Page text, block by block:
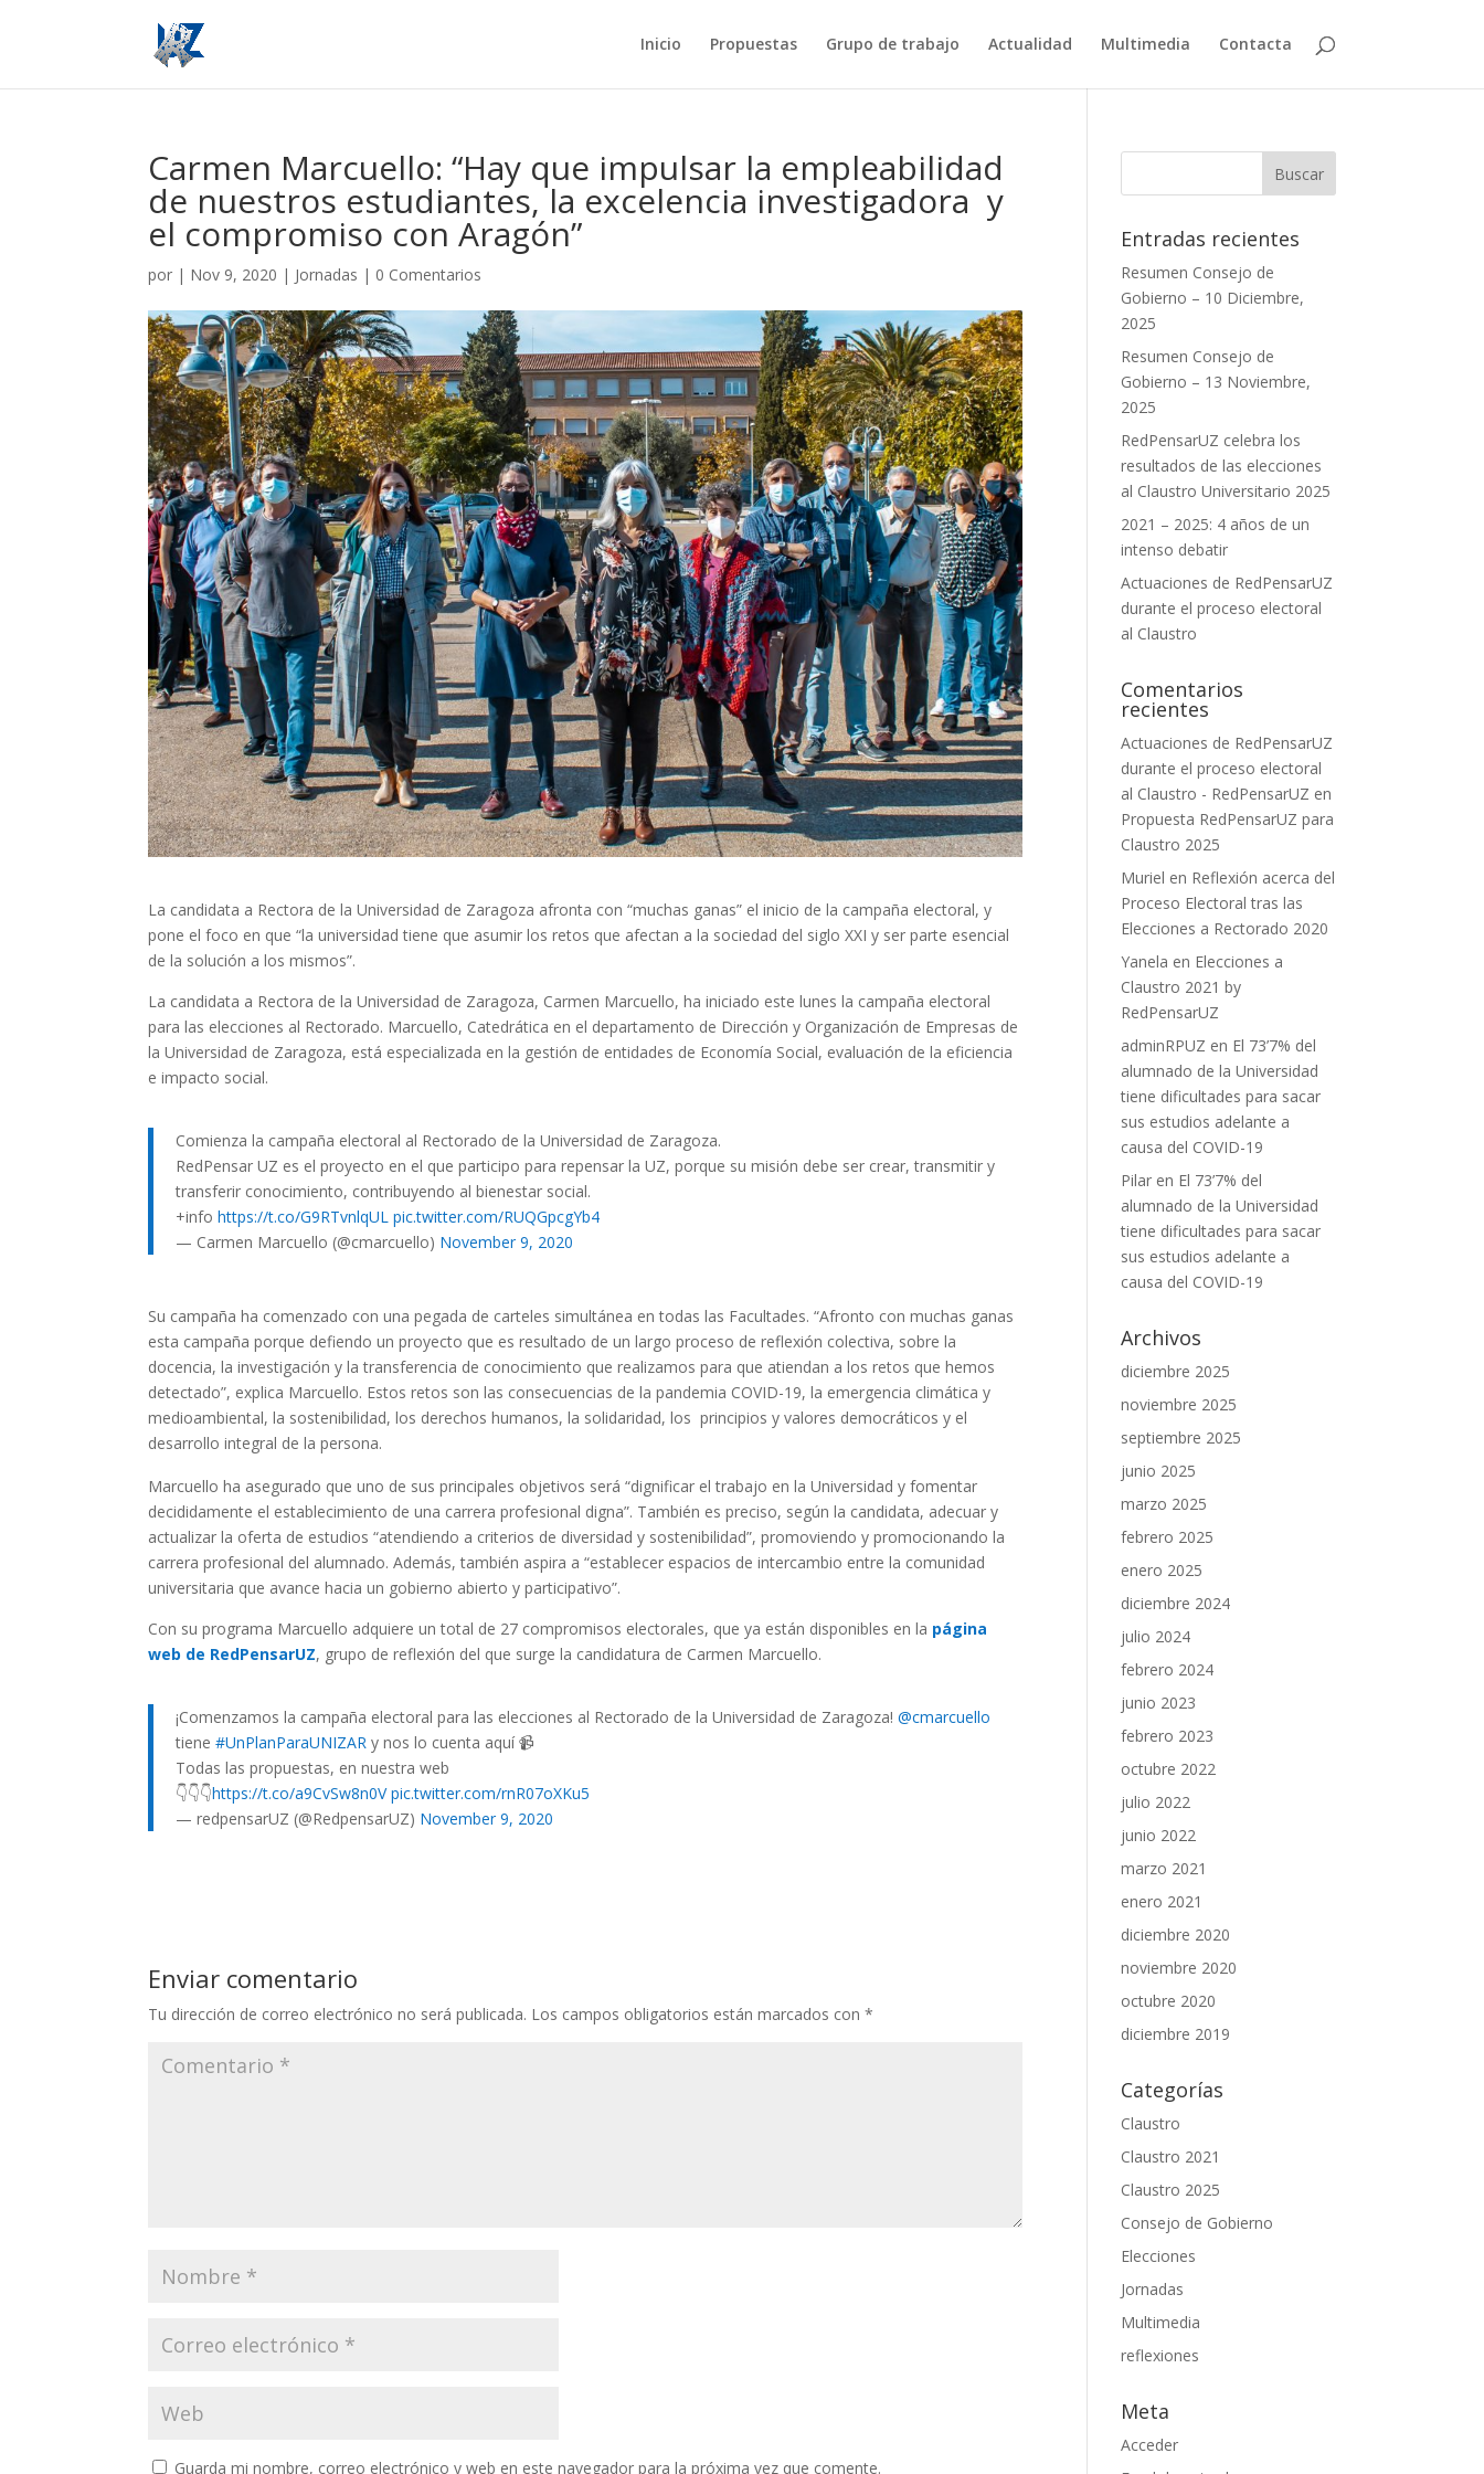
Inicio Propuestas Grupo de trabajo Actualidad Multimedia Contacta
Carmen Marcuello: “Hay que impulsar la empleabilidad
de nuestros estudiantes, la excelencia investigadora y
el compromiso con Aragón”
por | Nov 9, 2020 | Jornadas | 0 Comentarios
La candidata a Rectora de la Universidad de Zaragoza afronta con “muchas ganas” el inicio de la campaña electoral, y
pone el foco en que “la universidad tiene que asumir los retos que afectan a la sociedad del siglo XXI y ser parte esencial
de la solución a los mismos”.
La candidata a Rectora de la Universidad de Zaragoza, Carmen Marcuello, ha iniciado este lunes la campaña electoral
para las elecciones al Rectorado. Marcuello, Catedrática en el departamento de Dirección y Organización de Empresas de
la Universidad de Zaragoza, está especializada en la gestión de entidades de Economía Social, evaluación de la eficiencia
e impacto social.
Comienza la campaña electoral al Rectorado de la Universidad de Zaragoza.
RedPensar UZ es el proyecto en el que participo para repensar la UZ, porque su misión debe ser crear, transmitir y
transferir conocimiento, contribuyendo al bienestar social.
+infohttps://t.co/G9RTvnlqUL pic.twitter.com/RUQGpcgYb4
— Carmen Marcuello (@cmarcuello) November 9, 2020
Su campaña ha comenzado con una pegada de carteles simultánea en todas las Facultades. “Afronto con muchas ganas
esta campaña porque defiendo un proyecto que es resultado de un largo proceso de reflexión colectiva, sobre la
docencia, la investigación y la transferencia de conocimiento que realizamos para que atiendan a los retos que hemos
detectado”, explica Marcuello. Estos retos son las consecuencias de la pandemia COVID-19, la emergencia climática y
medioambiental, la sostenibilidad, los derechos humanos, la solidaridad, los principios y valores democráticos y el
desarrollo integral de la persona.
Marcuello ha asegurado que uno de sus principales objetivos será “dignificar el trabajo en la Universidad y fomentar
decididamente el establecimiento de una carrera profesional digna”. También es preciso, según la candidata, adecuar y
actualizar la oferta de estudios “atendiendo a criterios de diversidad y sostenibilidad”, promoviendo y promocionando la
carrera profesional del alumnado. Además, también aspira a “establecer espacios de intercambio entre la comunidad
universitaria que avance hacia un gobierno abierto y participativo”.
Con su programa Marcuello adquiere un total de 27 compromisos electorales, que ya están disponibles en la página
web de RedPensarUZ, grupo de reflexión del que surge la candidatura de Carmen Marcuello.
¡Comenzamos la campaña electoral para las elecciones al Rectorado de la Universidad de Zaragoza!@cmarcuello
tiene#UnPlanParaUNIZAR y nos lo cuenta aquí 📹
Todas las propuestas, en nuestra web
👇👇👇https://t.co/a9CvSw8n0V pic.twitter.com/rnR07oXKu5
— redpensarUZ (@RedpensarUZ) November 9, 2020
Enviar comentario
Tu dirección de correo electrónico no será publicada. Los campos obligatorios están marcados con*
Guarda mi nombre, correo electrónico y web en este navegador para la próxima vez que comente.
Entradas recientes
Resumen Consejo de
Gobierno – 10 Diciembre,
2025
Resumen Consejo de
Gobierno – 13 Noviembre,
2025
RedPensarUZ celebra los
resultados de las elecciones
al Claustro Universitario 2025
2021 – 2025: 4 años de un
intenso debatir
Actuaciones de RedPensarUZ
durante el proceso electoral
al Claustro
Comentarios
recientes
Actuaciones de RedPensarUZ
durante el proceso electoral
al Claustro - RedPensarUZ en
Propuesta RedPensarUZ para
Claustro 2025
Muriel en Reflexión acerca del
Proceso Electoral tras las
Elecciones a Rectorado 2020
Yanela en Elecciones a
Claustro 2021 by
RedPensarUZ
adminRPUZ en El 73’7% del
alumnado de la Universidad
tiene dificultades para sacar
sus estudios adelante a
causa del COVID-19
Pilar en El 73’7% del
alumnado de la Universidad
tiene dificultades para sacar
sus estudios adelante a
causa del COVID-19
Archivos
diciembre 2025
noviembre 2025
septiembre 2025
junio 2025
marzo 2025
febrero 2025
enero 2025
diciembre 2024
julio 2024
febrero 2024
junio 2023
febrero 2023
octubre 2022
julio 2022
junio 2022
marzo 2021
enero 2021
diciembre 2020
noviembre 2020
octubre 2020
diciembre 2019
Categorías
Claustro
Claustro 2021
Claustro 2025
Consejo de Gobierno
Elecciones
Jornadas
Multimedia
reflexiones
Meta
Acceder